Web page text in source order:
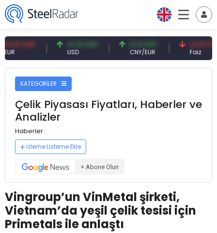
47,61 USD 0,13 CNY
CNY/EUR
41,53 TRY
KATEGORİLER
Çelik Piyasası Fiyatları, Haberler ve
Analizler
Haberler
İzleme Listeme Ekle
+ Abone Olun
Vingroup’un VinMetal şirketi,
Vietnam’da yeşil çelik tesisi için
Primetals ile anlaştı